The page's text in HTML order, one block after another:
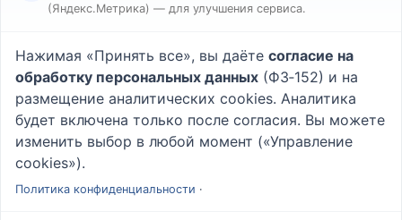
Реклама
Пользовательское соглашение
Политика конфиденциальности
Вопрос - Ответ|О проекте
(Яндекс.Метрика) — для улучшения сервиса.
Нажимая «Принять все», вы даёте согласие на
обработку персональных данных (ФЗ‑152) и на
размещение аналитических cookies. Аналитика
будет включена только после согласия. Вы можете
изменить выбор в любой момент («Управление
cookies»).
Политика конфиденциальности ·